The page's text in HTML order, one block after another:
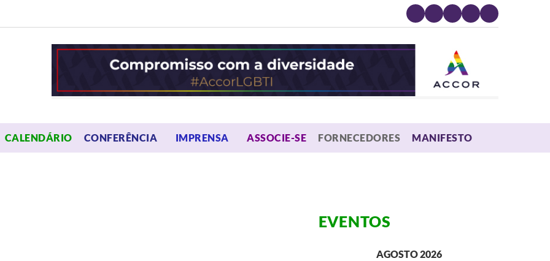
CALENDÁRIO CONFERÊNCIA OPEN MENU
IMPRENSA OPEN MENU
ASSOCIE-SE FORNECEDORES MANIFESTO
EVENTOS
AGOSTO 2026